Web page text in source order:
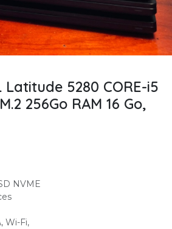
Latitude 5280 CORE-i5
256Go RAM 16 Go,
NVME
Wi-Fi,